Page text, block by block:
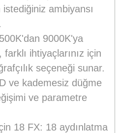
ambiyansı
9000K'ya
farklı ihtiyaçlarınız için
seçeneği sunar.
ve kademesiz düğme
ve parametre
18 FX: 18 aydınlatma